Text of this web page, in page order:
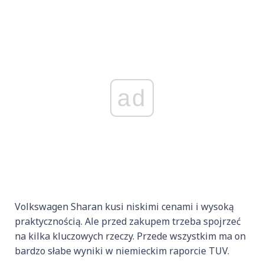
ad
Volkswagen Sharan kusi niskimi cenami i wysoką
praktycznością. Ale przed zakupem trzeba spojrzeć
na kilka kluczowych rzeczy. Przede wszystkim ma on
bardzo słabe wyniki w niemieckim raporcie TUV.